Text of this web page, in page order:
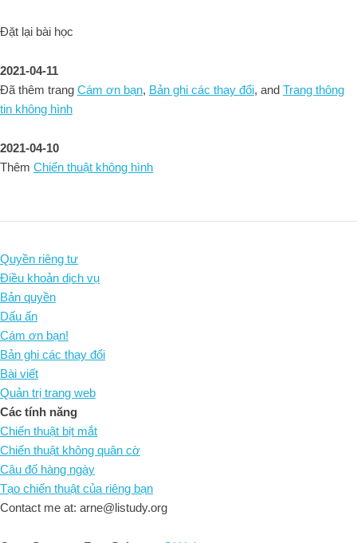
Đặt lại bài học
2021-04-11
Đã thêm trang Cám ơn bạn, Bản ghi các thay đổi, and Trang thông
tin không hình
2021-04-10
Thêm Chiến thuật không hình
Quyền riêng tư
Điều khoản dịch vụ
Bản quyền
Dấu ấn
Cám ơn bạn!
Bản ghi các thay đổi
Bài viết
Quản trị trang web
Các tính năng
Chiến thuật bịt mắt
Chiến thuật không quân cờ
Câu đố hàng ngày
Tạo chiến thuật của riêng bạn
Contact me at: arne@listudy.org